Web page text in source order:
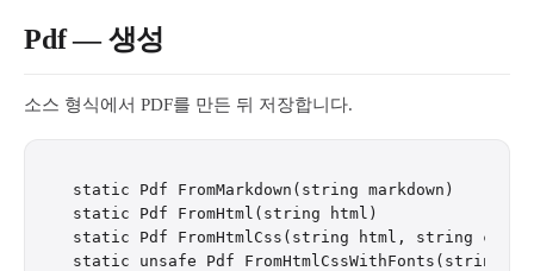
Pdf — 생성
소스 형식에서 PDF를 만든 뒤 저장합니다.
static Pdf FromMarkdown(string markdown)
static Pdf FromHtml(string html)
static Pdf FromHtmlCss(string html, string css,
static unsafe Pdf